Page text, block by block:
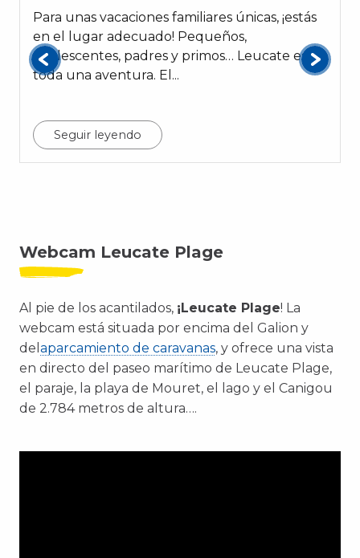
Para unas vacaciones familiares únicas, ¡estás
en el lugar adecuado! Pequeños,
adolescentes, padres y primos… Leucate es
toda una aventura. El...
Seguir leyendo
Webcam Leucate Plage
Al pie de los acantilados, ¡Leucate Plage! La
webcam está situada por encima del Galion y
del aparcamiento de caravanas, y ofrece una vista
en directo del paseo marítimo de Leucate Plage,
el paraje, la playa de Mouret, el lago y el Canigou
de 2.784 metros de altura….